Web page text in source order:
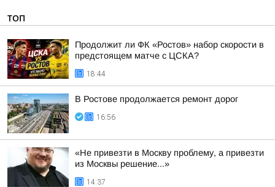
ТОП
Продолжит ли ФК «Ростов» набор скорости в
предстоящем матче с ЦСКА?
18:44
В Ростове продолжается ремонт дорог
16:56
«Не привезти в Москву проблему, а привезти
из Москвы решение...»
14:37